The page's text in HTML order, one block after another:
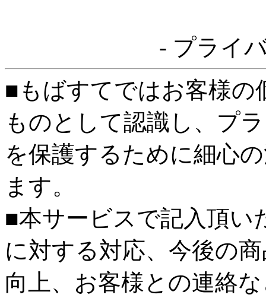
- プライ
■もばすてではお客様の
ものとして認識し、プ
を保護するために細心
ます。
■本サービスで記入頂い
に対する対応、今後の
向上、お客様との連絡